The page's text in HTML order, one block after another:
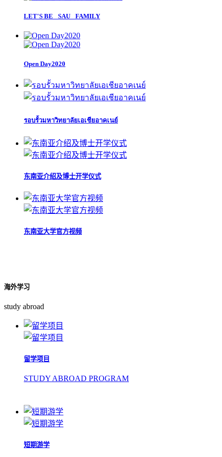
LET'S BE _SAU_ FAMILY
Open Day2020
รอบรั้วมหาวิทยาลัยเอเชียอาคเนย์
东南亚介绍及博士开学仪式
东南亚大学官方视频
海外学习
study abroad
留学项目
STUDY ABROAD PROGRAM
短期游学